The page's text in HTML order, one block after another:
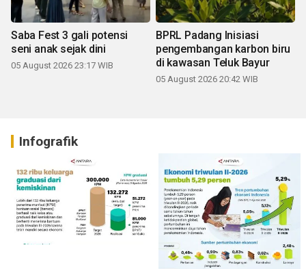
Saba Fest 3 gali potensi
seni anak sejak dini
05 August 2026 23:17 WIB
BPRL Padang Inisiasi
pengembangan karbon biru
di kawasan Teluk Bayur
05 August 2026 20:42 WIB
Infografik